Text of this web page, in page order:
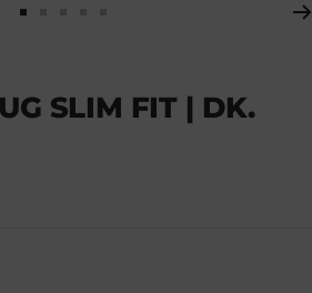
gehen
gehen
gehen
gehen
gehen
SLIM FIT | DK.